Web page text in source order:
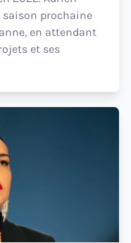
saison prochaine
en attendant
et ses